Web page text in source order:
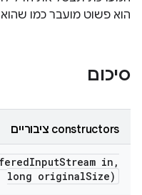
הוא פשוט מועבר כמו
סיכום
‫constructors ציבוריים
InputStream in ,
long originalSize)